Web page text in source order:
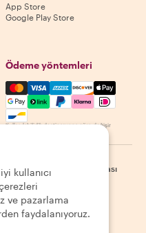
App Store
Google Play Store
Ödeme yöntemleri
Mastercard, Visa, Amex,
Kullanılabilirlik destinasyona göre değişir
| Site haritası
kullanıcı
ve pazarlama
faydalanıyoruz.